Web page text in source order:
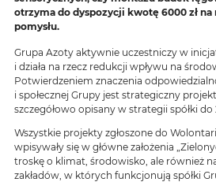
otrzyma do dyspozycji kwotę 6000 zł
pomysłu.
Grupa Azoty aktywnie uczestniczy w
i działa na rzecz redukcji wpływu na
Potwierdzeniem znaczenia
i społecznej Grupy jest strategiczny projekt
szczegółowo opisany w strategii spółki do
Wszystkie projekty zgłoszone do
wpisywały się w główne założenia
troskę o klimat, środowisko, ale również
zakładów, w których funkcjonują spółki